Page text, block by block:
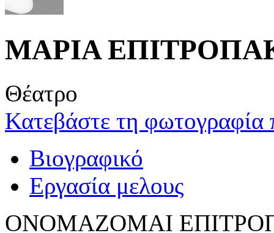
ΜΑΡΙΑ
Θέατρο
Κατεβάστε τη φωτογραφία
Βιογραφικό
Εργασία μελους
ΟΝΟΜΑΖΟΜΑΙ